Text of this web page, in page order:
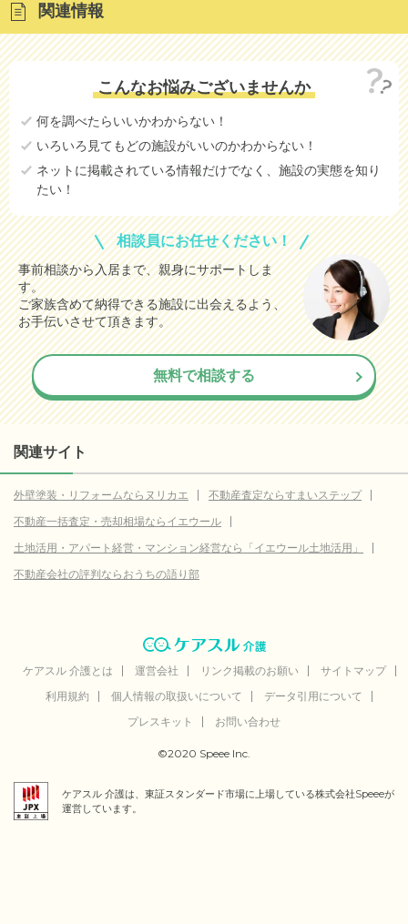
関連情報
こんなお悩みございませんか
何を調べたらいいかわからない！
いろいろ見てもどの施設がいいのかわからない！
ネットに掲載されている情報だけでなく、施設の実態を知り
たい！
相談員にお任せください！
事前相談から入居まで、親身にサポートしま
す。
ご家族含めて納得できる施設に出会えるよう、
お手伝いさせて頂きます。
無料で相談する
関連サイト
外壁塗装・リフォームならヌリカエ
不動産査定ならすまいステップ
不動産一括査定・売却相場ならイエウール
土地活用・アパート経営・マンション経営なら「イエウール土地活用」
不動産会社の評判ならおうちの語り部
ケアスル 介護とは 運営会社 リンク掲載のお願い
サイトマップ
利用規約
個人情報の取扱いについて
データ引用について
プレスキット
お問い合わせ
©2020 Speee Inc.
ケアスル 介護は、東証スタンダード市場に上場している株式会社Speeeが
運営しています。